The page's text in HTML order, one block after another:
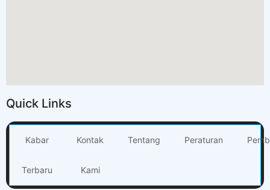
Quick Links
Kabar
Terbaru
Kontak
Kami
Tentang Peraturan